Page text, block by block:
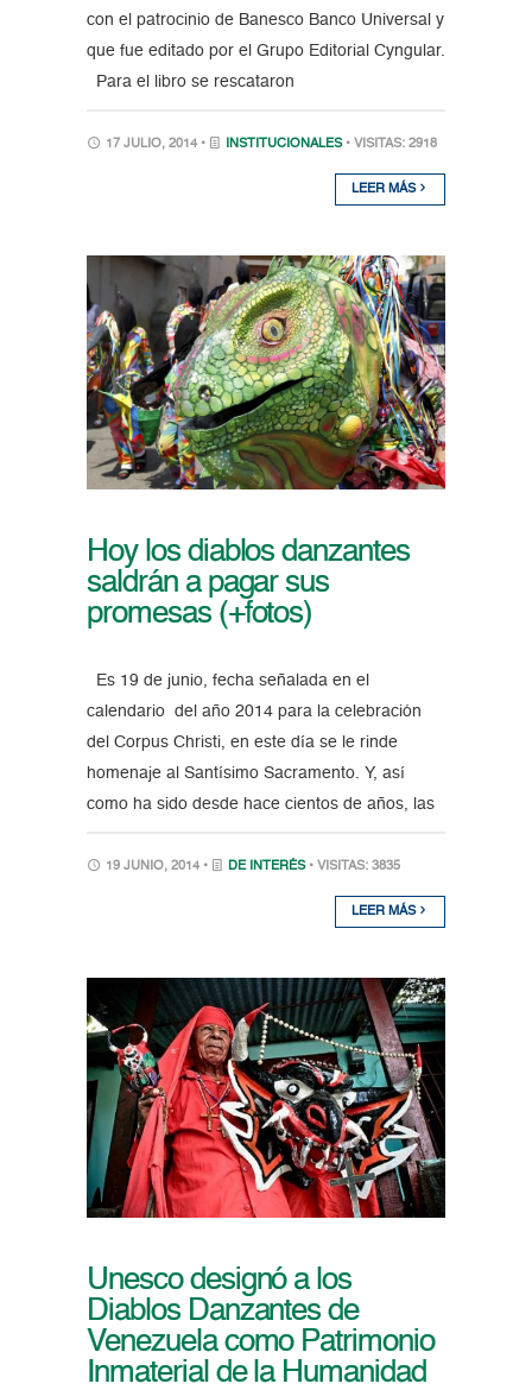
con el patrocinio de Banesco Banco Universal y
que fue editado por el Grupo Editorial Cyngular.
Para el libro se rescataron
17 JULIO, 2014 • INSTITUCIONALES • VISITAS: 2918
LEER MÁS
Hoy los diablos danzantes
saldrán a pagar sus
promesas (+fotos)
Es 19 de junio, fecha señalada en el
calendario del año 2014 para la celebración
del Corpus Christi, en este día se le rinde
homenaje al Santísimo Sacramento. Y, así
como ha sido desde hace cientos de años, las
19 JUNIO, 2014 • DE INTERÉS • VISITAS: 3835
LEER MÁS
Unesco designó a los
Diablos Danzantes de
Venezuela como Patrimonio
Inmaterial de la Humanidad